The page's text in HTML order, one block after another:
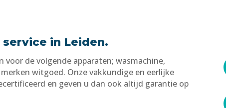
in Leiden.
de volgende apparaten; wasmachine,
witgoed. Onze vakkundige en eerlijke
en geven u dan ook altijd garantie op